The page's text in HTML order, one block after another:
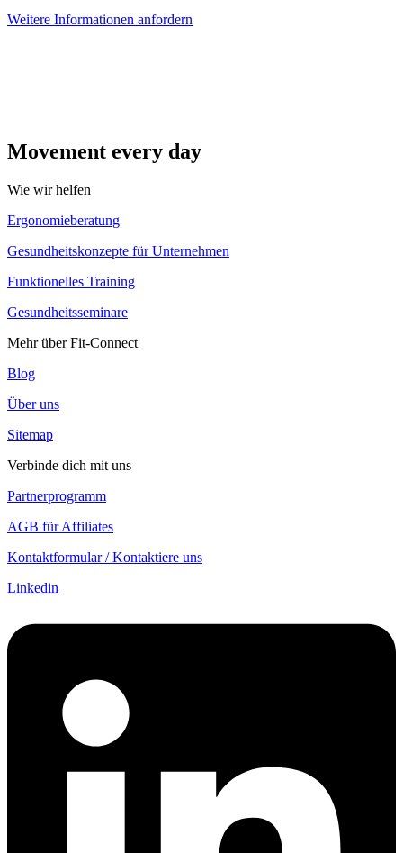
Weitere Informationen anfordern
Movement every day
Wie wir helfen
Ergonomieberatung
Gesundheitskonzepte für Unternehmen
Funktionelles Training
Gesundheitsseminare
Mehr über Fit-Connect
Blog
Über uns
Sitemap
Verbinde dich mit uns
Partnerprogramm
AGB für Affiliates
Kontaktformular / Kontaktiere uns
Linkedin